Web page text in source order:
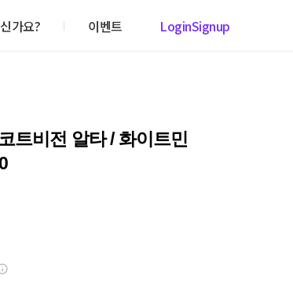
가요? 이벤트 LoginSignup
트비전 알타 / 화이트민